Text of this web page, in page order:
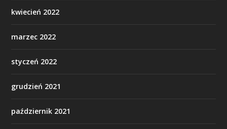
kwiecień 2022
marzec 2022
styczeń 2022
grudzień 2021
październik 2021